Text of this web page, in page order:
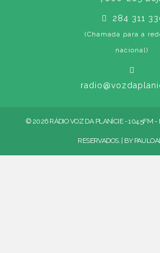
284 311
(Chamada para a
nacional)
© 2026 RÁDIO VOZ DA PLANÍCIE - 104.5FM -
RESERVADOS. | BY